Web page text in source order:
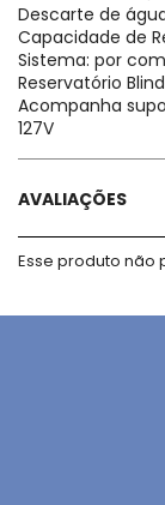
Descarte de
Capacidade de
Sistema: por
Reservatório
Acompanha
127V
AVALIAÇÕES
Esse produto não